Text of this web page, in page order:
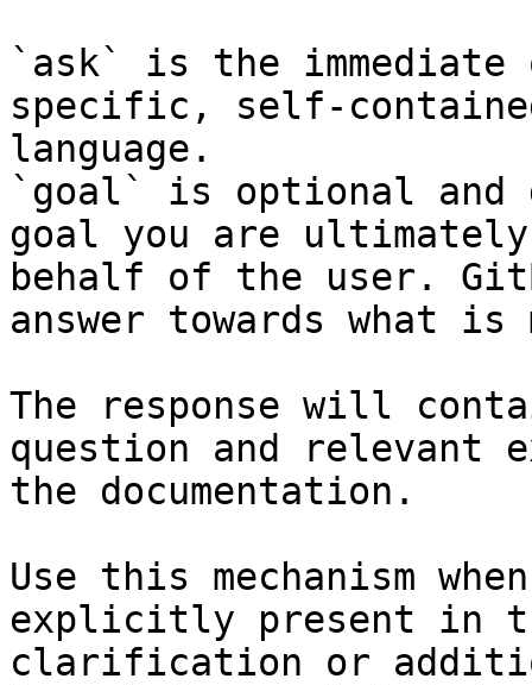
`ask` is the
specific, self-
language.
`goal` is optional and
goal you are
behalf of the user.
answer towards what
The response will
question and relevant
the documentation.
Use this mechanism
explicitly present in
clarification or